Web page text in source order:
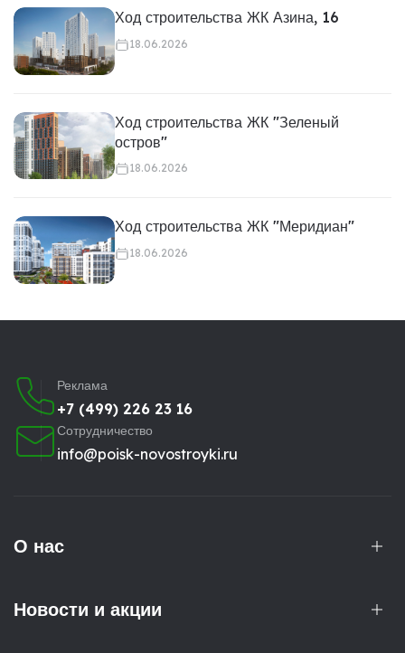
Ход строительства ЖК Азина, 16
18.06.2026
Ход строительства ЖК "Зеленый
остров"
18.06.2026
Ход строительства ЖК "Меридиан"
18.06.2026
Реклама
+7 (499) 226 23 16
Сотрудничество
info@poisk-novostroyki.ru
О нас
Новости и акции